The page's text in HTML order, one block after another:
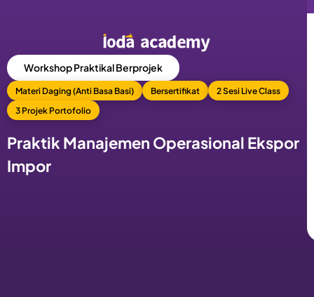
Workshop Praktikal Berprojek
Materi Daging (Anti Basa Basi) Bersertifikat
2 Sesi Live Class
3 Projek Portofolio
Praktik Manajemen Operasional Ekspor
Impor